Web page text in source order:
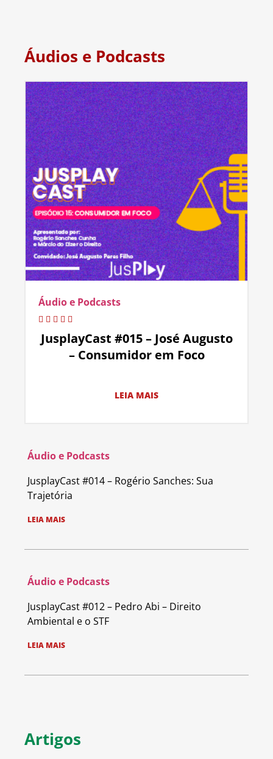
Áudios e Podcasts
Áudio e Podcasts
JusplayCast #015 – José Augusto
– Consumidor em Foco
LEIA MAIS
Áudio e Podcasts
JusplayCast #014 – Rogério Sanches: Sua
Trajetória
LEIA MAIS
Áudio e Podcasts
JusplayCast #012 – Pedro Abi – Direito
Ambiental e o STF
LEIA MAIS
Artigos